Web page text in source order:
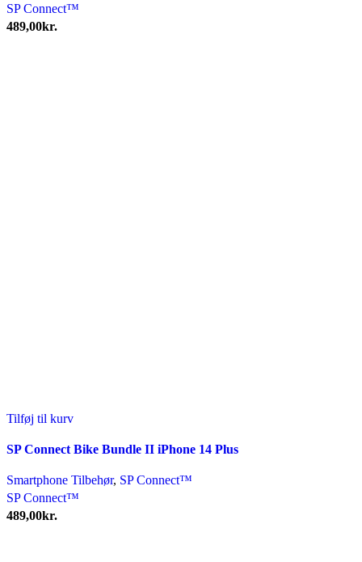
SP Connect™
489,00kr.
Tilføj til kurv
SP Connect Bike Bundle II iPhone 14 Plus
Smartphone Tilbehør, SP Connect™
SP Connect™
489,00kr.